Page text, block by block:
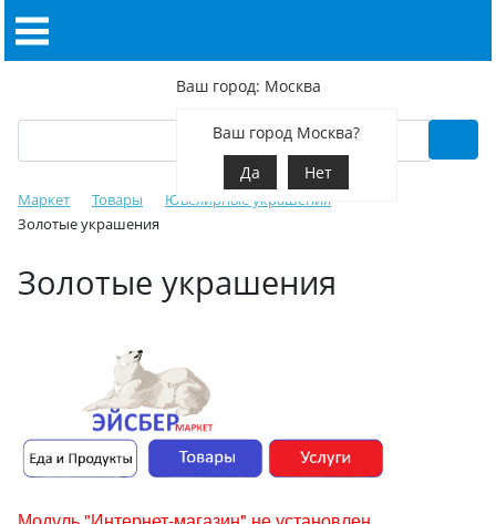
Ваш город: Москва
Ваш город Москва?
Да
Нет
Маркет Товары
Ювелирные украшения
Золотые украшения
Золотые украшения